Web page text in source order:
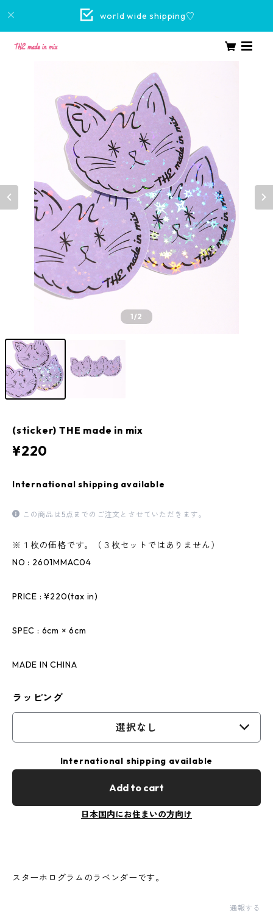
world wide shipping♡
1/2
(sticker) THE made in mix
¥220
International shipping available
この商品は5点までのご注文とさせていただきます。
※１枚の価格です。（３枚セットではありません）
NO : 2601MMAC04
PRICE : ¥220(tax in)
SPEC : 6cm × 6cm
MADE IN CHINA
ラッピング
選択なし
International shipping available
Add to cart
日本国内にお住まいの方向け
スターホログラムのラベンダーです。
通報する